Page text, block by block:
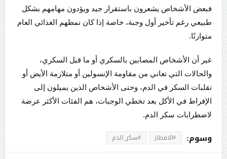
فبعض الأشخاص يشعرون باستقرار جيد ويؤدون مهامهم بشكل
طبيعي رغم تأخير أول وجبة، خاصة إذا كان نمطهم الغذائي العام
متوازنًا.
غير أن الأشخاص المصابين بالسكري أو ما قبل السكري،
والحالات التي تعاني من مقاومة الإنسولين أو متلازمة الأيض أو
تقلبات السكر في الدم، وحتى الأشخاص الذين يميلون إلى
الإفراط في الأكل بعد تخطي الوجبات، هم الفئات الأكثر عرضة
لاضطرابات سكر الدم.
وسوم: #الافطار #سكر_الدم